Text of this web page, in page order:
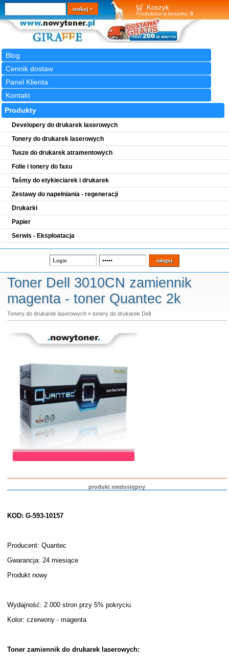
Koszyk
Produktów w koszyku: 0
Blog
Cennik dostaw
Panel Klienta
Kontakt
Wyszukiwarka
szukaj
Produkty
Developery do drukarek laserowych
Tonery do drukarek laserowych
Tusze do drukarek atramentowych
Folie i tonery do faxu
Taśmy do etykieciarek i drukarek
Zestawy do napełniania - regeneracji
Drukarki
Papier
Serwis - Eksploatacja
Toner Dell 3010CN zamiennik
magenta - toner Quantec 2k
Tonery do drukarek laserowych» tonery do drukarek Dell
produkt niedostępny
KOD: G-593-10157
Producent: Quantec
Gwarancja: 24 miesiące
Produkt nowy
Wydajność: 2 000 stron przy 5% pokryciu
Kolor: czerwony - magenta
Toner zamiennik do drukarek laserowych: